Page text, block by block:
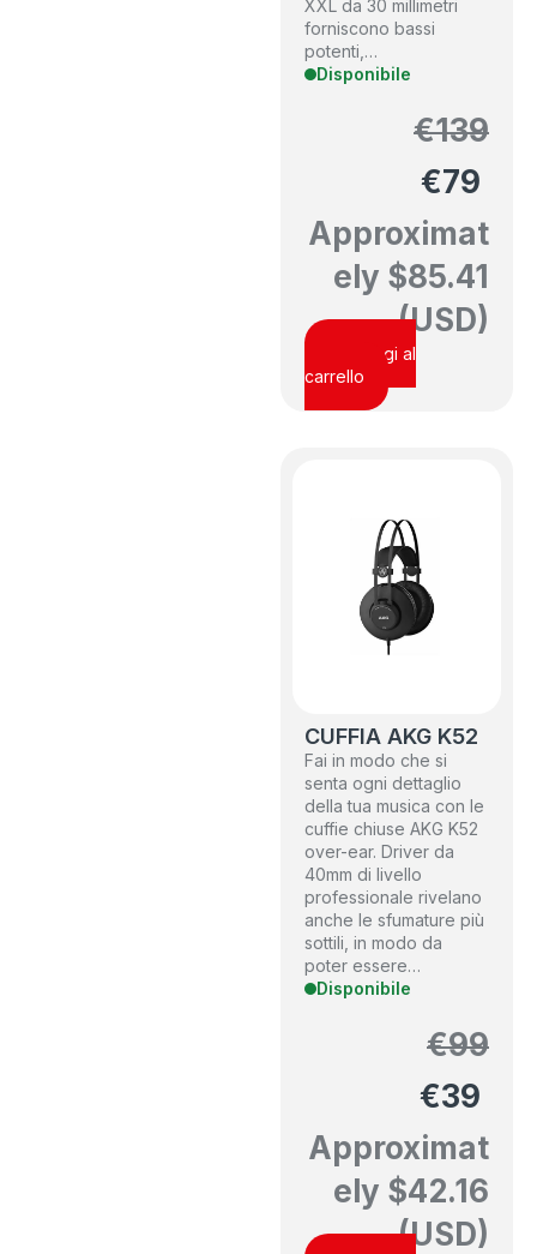
XXL da 30 millimetri
forniscono bassi
potenti,…
Disponibile
€139
€79
Approximat
ely $85.41
(USD)
Aggiungi al
carrello
CUFFIA AKG K52
Fai in modo che si
senta ogni dettaglio
della tua musica con le
cuffie chiuse AKG K52
over-ear. Driver da
40mm di livello
professionale rivelano
anche le sfumature più
sottili, in modo da
poter essere…
Disponibile
€99
€39
Approximat
ely $42.16
(USD)